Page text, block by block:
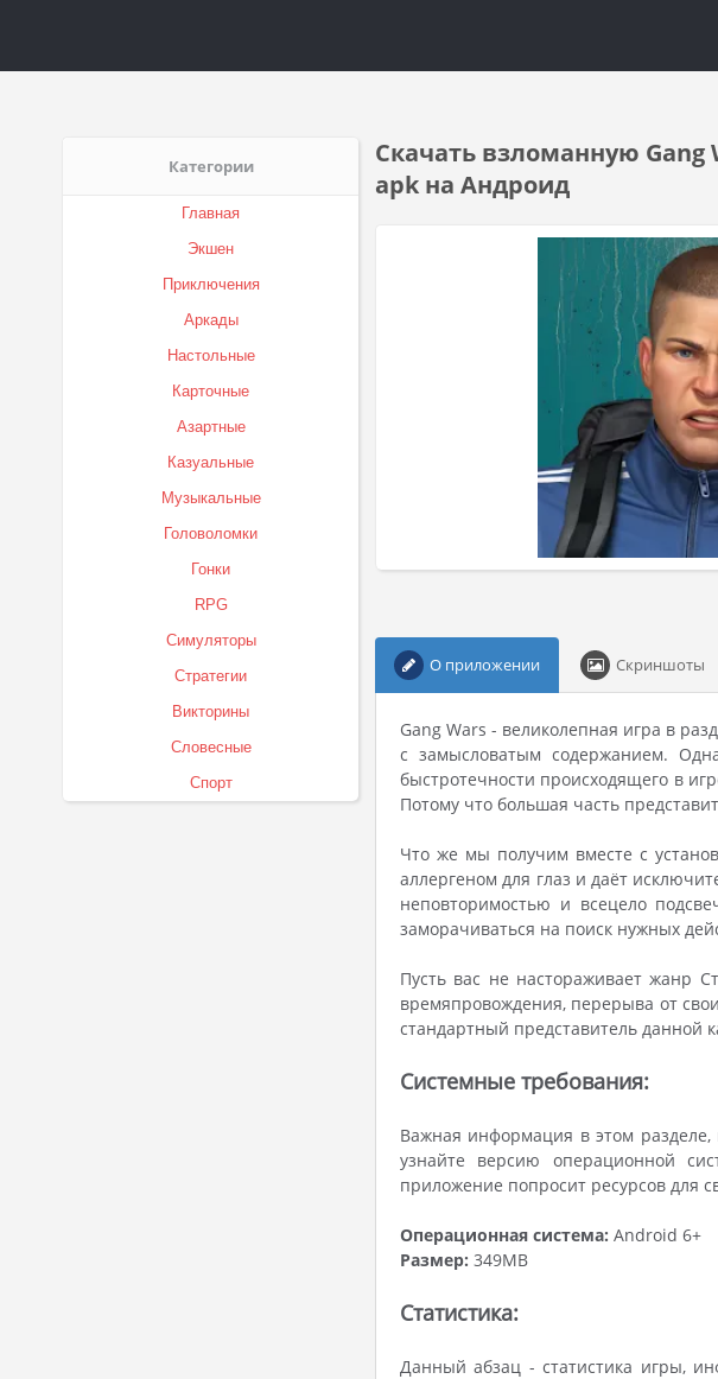
Категории
Главная
Экшен
Приключения
Аркады
Настольные
Карточные
Азартные
Казуальные
Музыкальные
Головоломки
Гонки
RPG
Симуляторы
Стратегии
Викторины
Словесные
Спорт
Скачать взломанную
apk на Андроид
О приложении Скриншоты
Gang Wars - великолепная игра в
с замысловатым содержанием.
быстротечности происходящего в
Потому что большая часть
Что же мы получим вместе с
аллергеном для глаз и даёт
неповторимостью и всецело
заморачиваться на поиск нужных
Пусть вас не настораживает жанр
времяпровождения, перерыва от
стандартный представитель данной
Системные требования:
Важная информация в этом
узнайте версию операционной
приложение попросит ресурсов для
Операционная система: Android 6+
Размер: 349MB
Статистика:
Данный абзац - статистика игры,